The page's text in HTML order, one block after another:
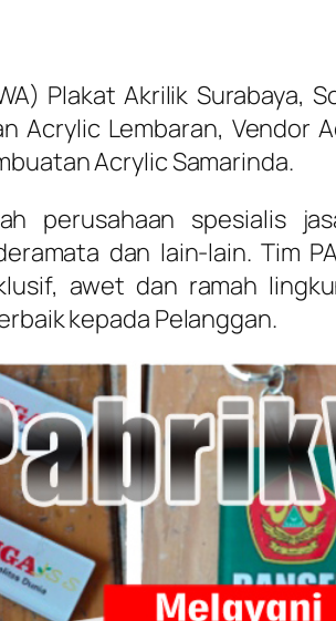
Plakat Akrilik Surabaya,
Acrylic Lembaran,
Acrylic Samarinda.
perusahaan
dan lain-lain. Tim
awet dan ramah
kepada Pelanggan.